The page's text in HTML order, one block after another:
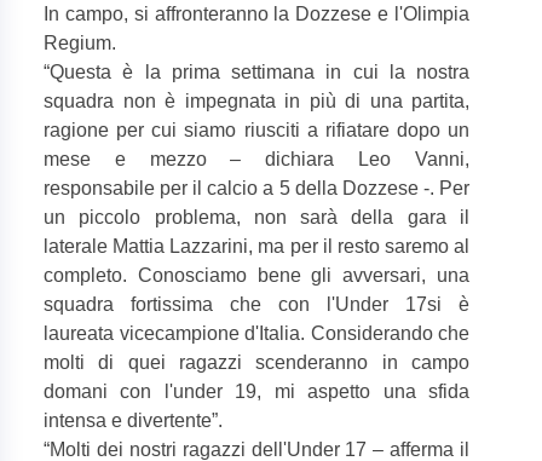
In campo, si affronteranno la Dozzese e l'Olimpia
Regium.
“Questa è la prima settimana in cui la nostra
squadra non è impegnata in più di una partita,
ragione per cui siamo riusciti a rifiatare dopo un
mese e mezzo – dichiara Leo Vanni,
responsabile per il calcio a 5 della Dozzese -. Per
un piccolo problema, non sarà della gara il
laterale Mattia Lazzarini, ma per il resto saremo al
completo. Conosciamo bene gli avversari, una
squadra fortissima che con l'Under 17si è
laureata vicecampione d'Italia. Considerando che
molti di quei ragazzi scenderanno in campo
domani con l'under 19, mi aspetto una sfida
intensa e divertente”.
“Molti dei nostri ragazzi dell'Under 17 – afferma il